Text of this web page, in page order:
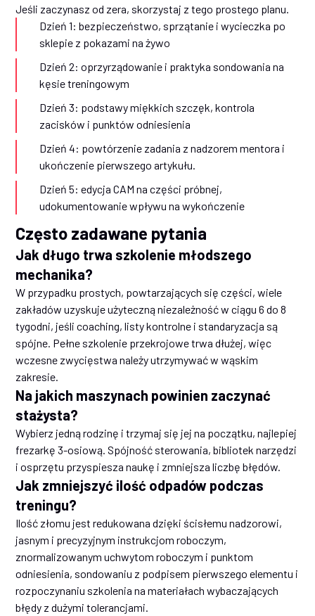
Jeśli zaczynasz od zera, skorzystaj z tego prostego planu.
Dzień 1: bezpieczeństwo, sprzątanie i wycieczka po
sklepie z pokazami na żywo
Dzień 2: oprzyrządowanie i praktyka sondowania na
kęsie treningowym
Dzień 3: podstawy miękkich szczęk, kontrola
zacisków i punktów odniesienia
Dzień 4: powtórzenie zadania z nadzorem mentora i
ukończenie pierwszego artykułu.
Dzień 5: edycja CAM na części próbnej,
udokumentowanie wpływu na wykończenie
Często zadawane pytania
Jak długo trwa szkolenie młodszego
mechanika?
W przypadku prostych, powtarzających się części, wiele
zakładów uzyskuje użyteczną niezależność w ciągu 6 do 8
tygodni, jeśli coaching, listy kontrolne i standaryzacja są
spójne. Pełne szkolenie przekrojowe trwa dłużej, więc
wczesne zwycięstwa należy utrzymywać w wąskim
zakresie.
Na jakich maszynach powinien zaczynać
stażysta?
Wybierz jedną rodzinę i trzymaj się jej na początku, najlepiej
frezarkę 3-osiową. Spójność sterowania, bibliotek narzędzi
i osprzętu przyspiesza naukę i zmniejsza liczbę błędów.
Jak zmniejszyć ilość odpadów podczas
treningu?
Ilość złomu jest redukowana dzięki ścisłemu nadzorowi,
jasnym i precyzyjnym instrukcjom roboczym,
znormalizowanym uchwytom roboczym i punktom
odniesienia, sondowaniu z podpisem pierwszego elementu i
rozpoczynaniu szkolenia na materiałach wybaczających
błędy z dużymi tolerancjami.